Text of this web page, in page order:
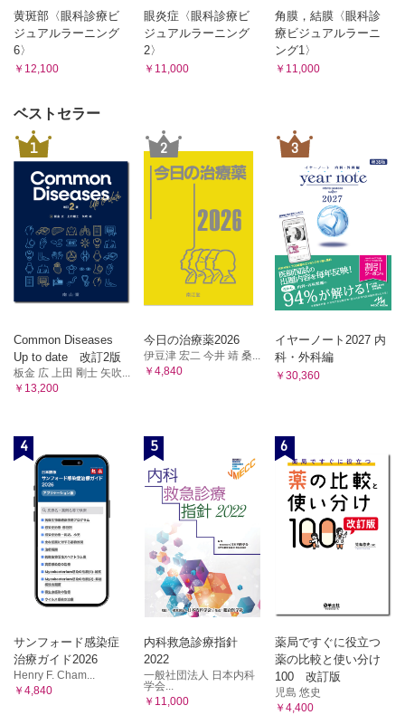
白内障術後数日で発症した急性眼内炎症例
白内障手術後／術後遅発性眼内炎 （永原 幸）
嚢内洗浄，点眼薬に硝子体切除，後嚢切開を加えて視力回復
白内障手術後に前嚢収縮をきたしてNd：YAGレーザーによ
る切開を行った症例
白内障手術後／後発白内障 （留守良太）
多焦点眼内レンズ挿入眼で視力低下をきたした症例
白内障手術後／液状後発白内障 （高橋京一）
シングルショットレーザー後嚢切開による液状後発白内障の
治療
白内障手術後／眼内レンズ偏位 （石井 清）
白内障手術後，かなり時間が経過して生じた眼内レンズ偏位
の2症例
白内障手術後／眼内レンズ瞳孔捕捉 （中茎敏明）
定術を行い，術後に繰り返す瞳孔捕捉に苦慮した症例
白内障手術後／水疱性角膜症 （稗田 牧）
緑内障治療中に白内障手術を受け，1 年後に水疱性角膜症が
オルソケラトロジー処方手順とレンズ管理不良症例
LASIK術後長期経過後の視力低下への対応 （中村友昭）
LASIK術後12年目に視力低下で来院した一例
ロービジョンケア （清水朋美）
病的近視ロービジョン患者の眼内レンズ選択
黄斑部〈眼科診療ビ
ジュアルラーニング
6〉
￥12,100
眼炎症〈眼科診療ビ
ジュアルラーニング
2〉
￥11,000
角膜，結膜〈眼科診
療ビジュアルラーニ
ング1〉
￥11,000
ベストセラー
1
Common Diseases
Up to date 改訂2版
板金 広 上田 剛士 矢吹...
￥13,200
2
今日の治療薬2026
伊豆津 宏二 今井 靖 桑...
￥4,840
3
イヤーノート2027 内
科・外科編
￥30,360
4
サンフォード感染症
治療ガイド2026
Henry F. Cham...
￥4,840
5
内科救急診療指針
2022
一般社団法人 日本内科
学会...
￥11,000
6
薬局ですぐに役立つ
薬の比較と使い分け
100 改訂版
児島 悠史
￥4,400